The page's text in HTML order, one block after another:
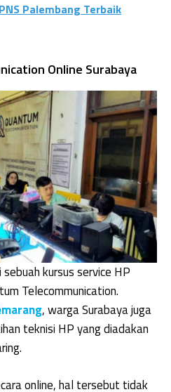
Palembang Terbaik
Online Surabaya
kursus service HP
Telecommunication.
, warga Surabaya juga
teknisi HP yang diadakan
online, hal tersebut tidak